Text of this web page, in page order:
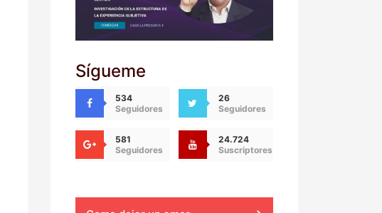
Sígueme
534
Seguidores
26
Seguidores
581
Seguidores
24.724
Suscriptores